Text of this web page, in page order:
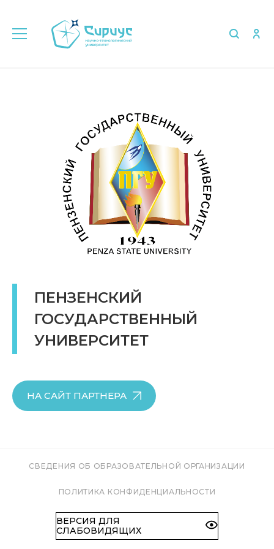
ПЕНЗЕНСКИЙ
ГОСУДАРСТВЕННЫЙ
УНИВЕРСИТЕТ
НА САЙТ ПАРТНЕРА
СВЕДЕНИЯ ОБ ОБРАЗОВАТЕЛЬНОЙ ОРГАНИЗАЦИИ
ПОЛИТИКА КОНФИДЕНЦИАЛЬНОСТИ
ВЕРСИЯ ДЛЯ
СЛАБОВИДЯЩИХ